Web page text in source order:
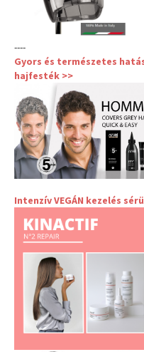
----
Gyors és természetes
hajfesték >>
Intenzív VEGÁN kezelés